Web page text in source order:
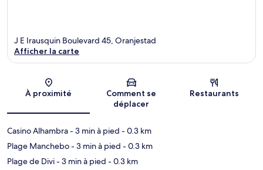
Carte
J E Irausquin Boulevard 45, Oranjestad
Afficher la carte
À proximité
Comment se
déplacer
Restaurants
Casino Alhambra- 3 min à pied - 0.3 km
Plage Manchebo- 3 min à pied - 0.3 km
Plage de Divi- 3 min à pied - 0.3 km